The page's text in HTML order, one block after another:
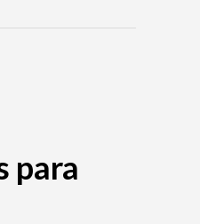
para